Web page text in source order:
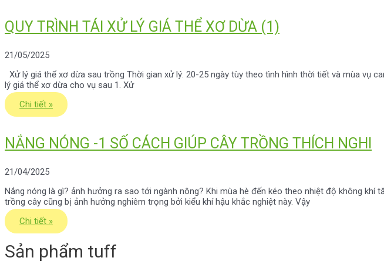
QUY TRÌNH TÁI XỬ LÝ GIÁ THỂ XƠ DỪA (1)
21/05/2025
Xử lý giá thể xơ dừa sau trồng Thời gian xử lý: 20-25 ngày tùy theo tình hình thời tiết và mùa vụ
lý giá thể xơ dừa cho vụ sau 1. Xử
Chi tiết »
NẮNG NÓNG -1 SỐ CÁCH GIÚP CÂY TRỒNG THÍCH NGHI
21/04/2025
Nắng nóng là gì? ảnh hưởng ra sao tới ngành nông? Khi mùa hè đến kéo theo nhiệt độ không
trồng cây cũng bị ảnh hưởng nghiêm trọng bởi kiểu khí hậu khắc nghiệt này. Vậy
Chi tiết »
Sản phẩm tuff